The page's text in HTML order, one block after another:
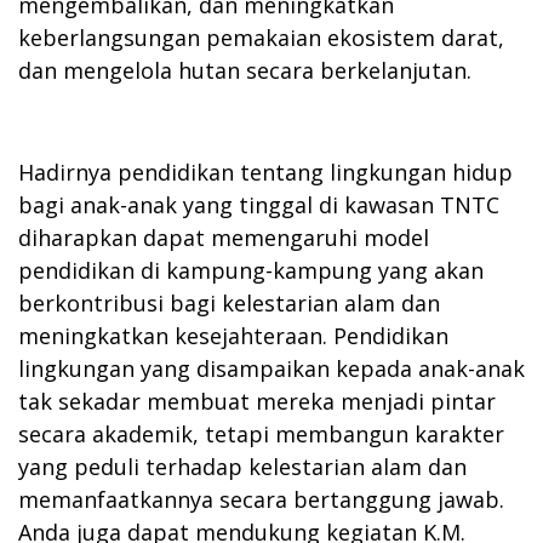
keberlangsungan pemakaian ekosistem darat,
dan mengelola hutan secara berkelanjutan.
Hadirnya pendidikan tentang lingkungan hidup
bagi anak-anak yang tinggal di kawasan TNTC
diharapkan dapat memengaruhi model
pendidikan di kampung-kampung yang akan
berkontribusi bagi kelestarian alam dan
meningkatkan kesejahteraan. Pendidikan
lingkungan yang disampaikan kepada anak-anak
tak sekadar membuat mereka menjadi pintar
secara akademik, tetapi membangun karakter
yang peduli terhadap kelestarian alam dan
memanfaatkannya secara bertanggung jawab.
Anda juga dapat mendukung kegiatan K.M.